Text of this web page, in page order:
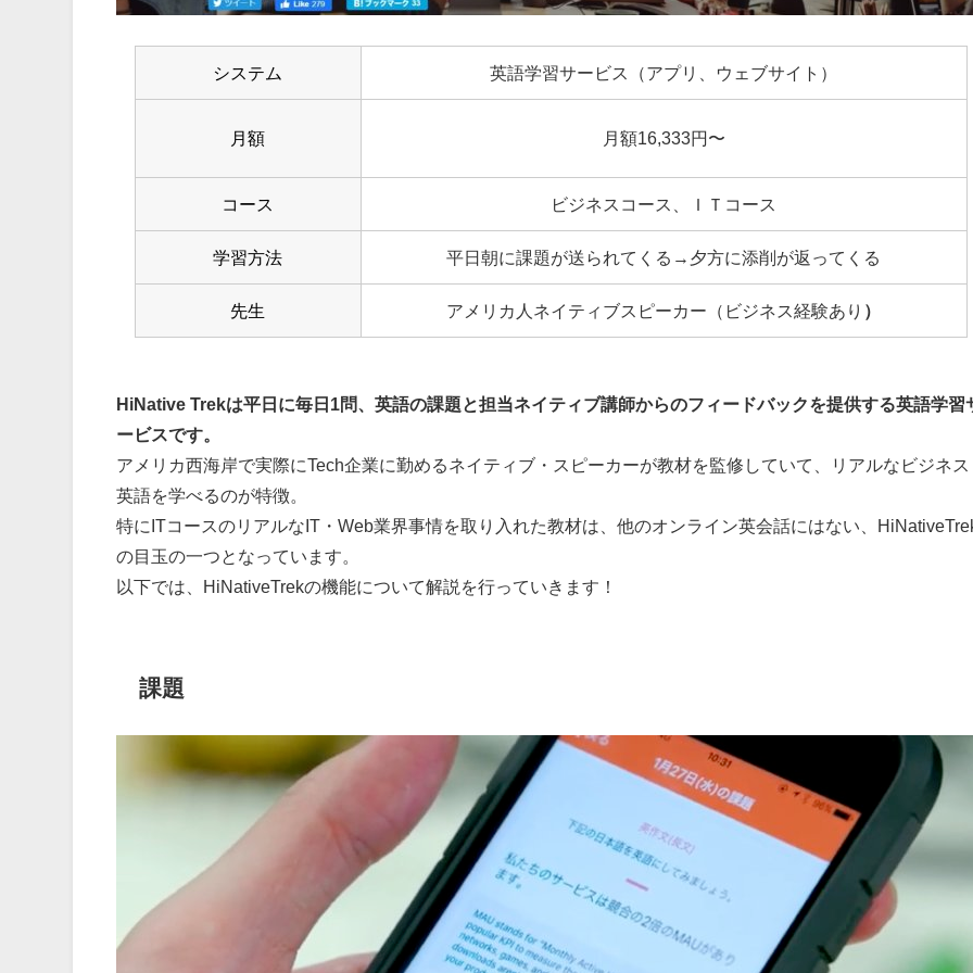
システム 英語学習サービス（アプリ、ウェブサイト）
月額 月額16,333円〜
コース ビジネスコース、ＩＴコース
学習方法 平日朝に課題が送られてくる→夕方に添削が返ってくる
先生 アメリカ人ネイティブスピーカー（ビジネス経験あり ）
HiNative Trekは平日に毎日1問、英語の課題と担当ネイティブ講師からのフィードバックを提供する英語学習
ービスです。
アメリカ西海岸で実際にTech企業に勤めるネイティブ・スピーカーが教材を監修していて、リアルなビジネス
英語を学べるのが特徴。
特にITコースのリアルなIT・Web業界事情を取り入れた教材は、他のオンライン英会話にはない、
の目玉の一つとなっています。
以下では、HiNativeTrekの機能について解説を行っていきます！
課題